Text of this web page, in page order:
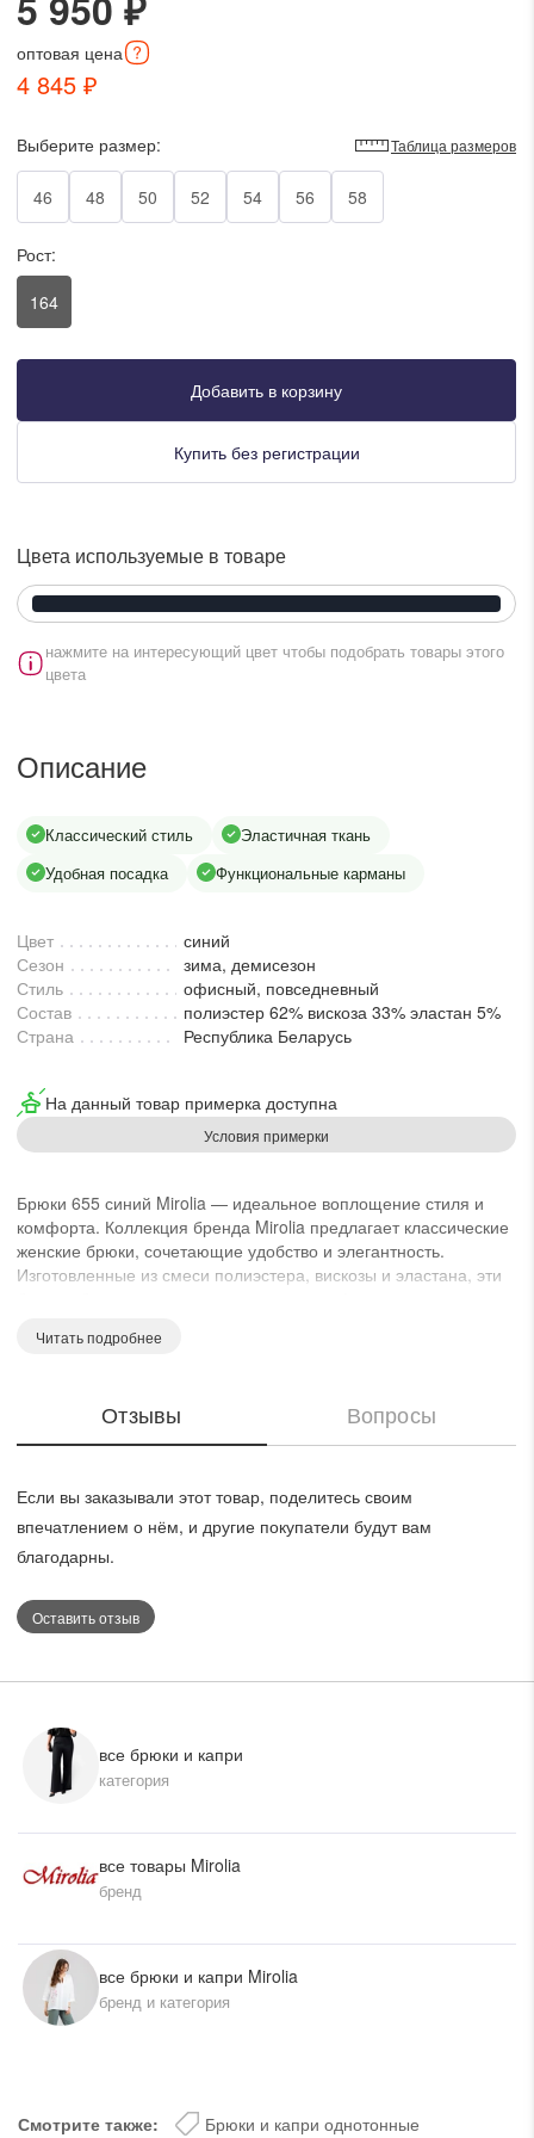
в WhatsApp
в Telegram
в Max
колл-центра:
- 15:00
оптовая цена
4 845 ₽
Выберите размер: Таблица размеров
46 48 50 52 54 56 58
Рост:
164
Добавить в корзину
Купить без регистрации
Цвета используемые в товаре
нажмите на интересующий цвет чтобы подобрать товары этого
цвета
Описание
Классический стиль
Эластичная ткань
Удобная посадка
Функциональные карманы
Цвет
синий
Сезон
зима, демисезон
Стиль
офисный, повседневный
Состав
полиэстер 62% вискоза 33% эластан 5%
Страна
Республика Беларусь
На данный товар примерка доступна
Условия примерки
Брюки 655 синий Mirolia — идеальное воплощение стиля и
комфорта. Коллекция бренда Mirolia предлагает классические
женские брюки, сочетающие удобство и элегантность.
Изготовленные из смеси полиэстера, вискозы и эластана, эти
пояс с шириной 3,5 см и резинка сзади позволяют идеальную
цвет и демисезонный стиль делают их идеальными для
офисных будней и повседневного использования в осенне-
благодаря средней и высокой посадке в зависимости от
Читать подробнее
Отзывы Вопросы
Если вы заказывали этот товар, поделитесь своим
впечатлением о нём, и другие покупатели будут вам
благодарны.
Оставить отзыв
все брюки и капри
категория
все товары Mirolia
бренд
все брюки и капри Mirolia
бренд и категория
Смотрите также: Брюки и капри однотонные